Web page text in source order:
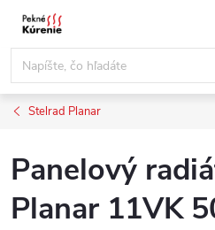
Prejsť
obsah
Stelrad Planar
Panelový
Planar 11VK